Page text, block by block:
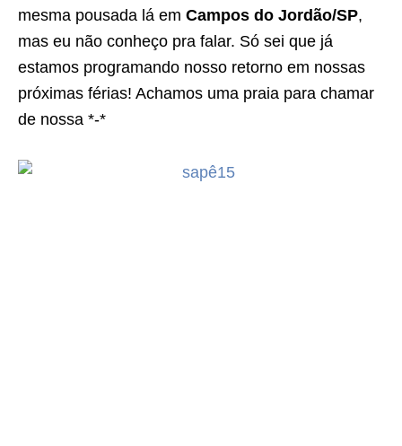
mesma pousada lá em Campos do Jordão/SP,
mas eu não conheço pra falar. Só sei que já
estamos programando nosso retorno em nossas
próximas férias! Achamos uma praia para chamar
de nossa *-*